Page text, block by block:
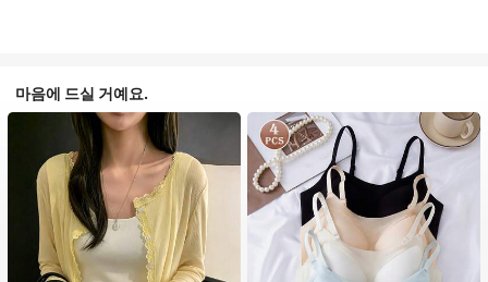
마음에 드실 거예요.